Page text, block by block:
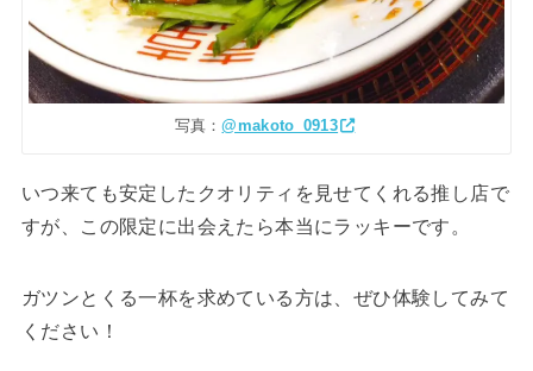
写真：@makoto_0913
いつ来ても安定したクオリティを見せてくれる推し店で
すが、この限定に出会えたら本当にラッキーです。
ガツンとくる一杯を求めている方は、ぜひ体験してみて
ください！